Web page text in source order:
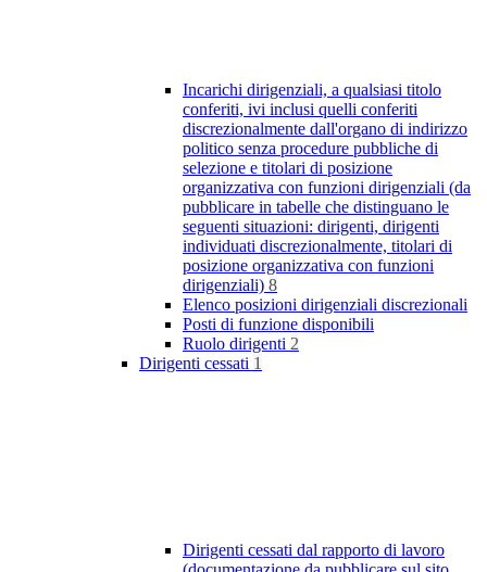
Incarichi dirigenziali, a qualsiasi titolo
conferiti, ivi inclusi quelli conferiti
discrezionalmente dall'organo di indirizzo
politico senza procedure pubbliche di
selezione e titolari di posizione
organizzativa con funzioni dirigenziali (da
pubblicare in tabelle che distinguano le
seguenti situazioni: dirigenti, dirigenti
individuati discrezionalmente, titolari di
posizione organizzativa con funzioni
dirigenziali) 8
Elenco posizioni dirigenziali discrezionali
Posti di funzione disponibili
Ruolo dirigenti 2
Dirigenti cessati 1
Dirigenti cessati dal rapporto di lavoro